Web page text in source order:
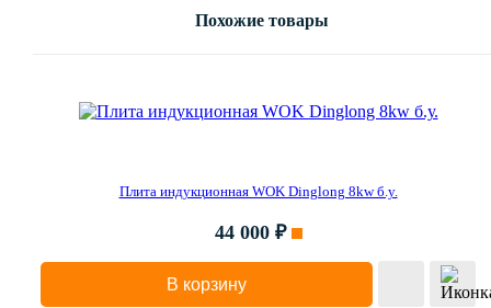
Похожие товары
Плита индукционная WOK Dinglong 8kw б.у.
44 000 ₽
В корзину